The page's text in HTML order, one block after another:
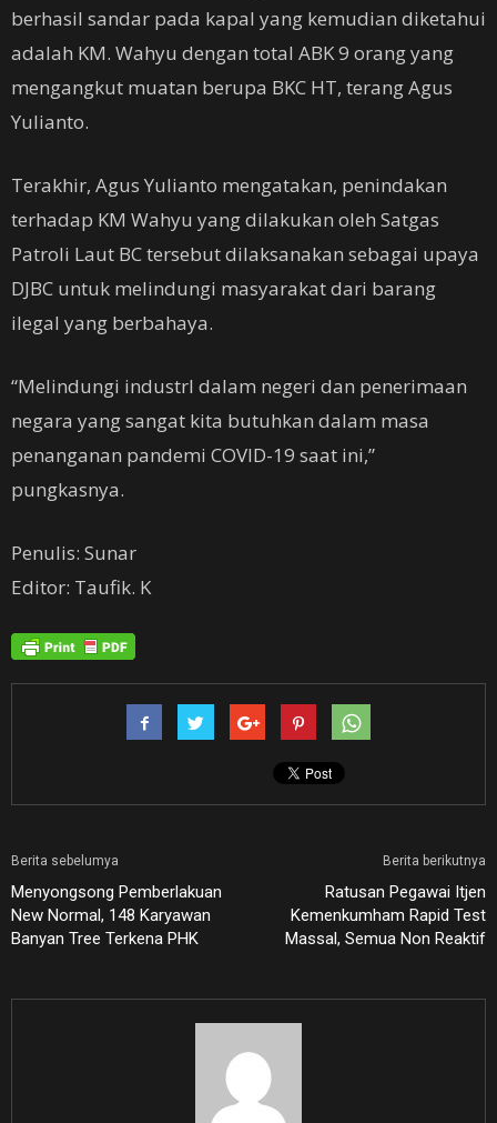
berhasil sandar pada kapal yang kemudian diketahui
adalah KM. Wahyu dengan total ABK 9 orang yang
mengangkut muatan berupa BKC HT, terang Agus
Yulianto.
Terakhir, Agus Yulianto mengatakan, penindakan
terhadap KM Wahyu yang dilakukan oleh Satgas
Patroli Laut BC tersebut dilaksanakan sebagai upaya
DJBC untuk melindungi masyarakat dari barang
ilegal yang berbahaya.
“Melindungi industrI dalam negeri dan penerimaan
negara yang sangat kita butuhkan dalam masa
penanganan pandemi COVID-19 saat ini,”
pungkasnya.
Penulis: Sunar
Editor: Taufik. K
Berita sebelumya
Menyongsong Pemberlakuan
New Normal, 148 Karyawan
Banyan Tree Terkena PHK
Berita berikutnya
Ratusan Pegawai Itjen
Kemenkumham Rapid Test
Massal, Semua Non Reaktif